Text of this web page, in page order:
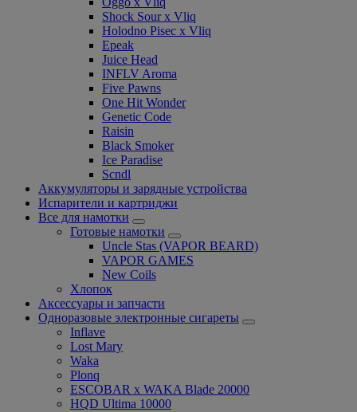
Shock Sour x Vliq
Holodno Pisec x Vliq
Epeak
Juice Head
INFLV Aroma
Five Pawns
One Hit Wonder
Genetic Code
Raisin
Black Smoker
Ice Paradise
Scndl
Аккумуляторы и зарядные устройства
Испарители и картриджи
Все для намотки
Готовые намотки
Uncle Stas (VAPOR BEARD)
VAPOR GAMES
New Coils
Хлопок
Аксессуары и запчасти
Одноразовые электронные сигареты
Inflave
Lost Mary
Waka
Plonq
ESCOBAR x WAKA Blade 20000
HQD Ultima 10000